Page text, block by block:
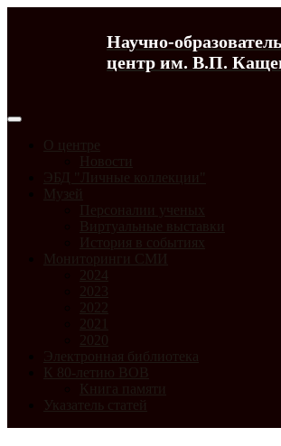
Научно-
центр им. В.П.
О центре
Новости
ЭБД "Личные коллекции"
Музей
Персоналии ученых
Виртуальные выставки
История в событиях
Мониторинги СМИ
2024
2023
2022
2021
2020
Электронная библиотека
К 80-летию ВОВ
Книга памяти
Указатель статей